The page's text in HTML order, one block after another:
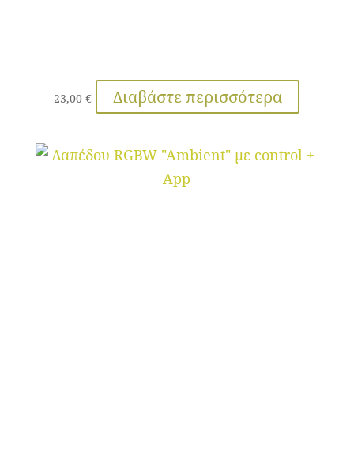
23,00€ Διαβάστε περισσότερα